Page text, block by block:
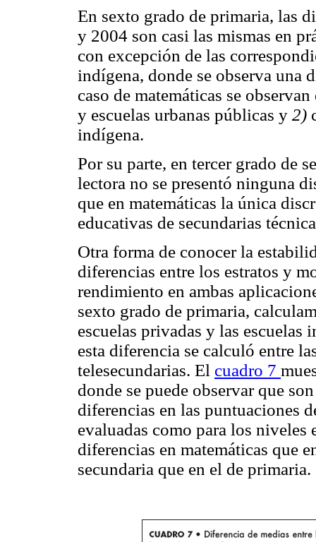
En sexto grado de primaria, las
y 2004 son casi las mismas en
con excepción de las
indígena, donde se observa una
caso de matemáticas se
y escuelas urbanas públicas y 2)
indígena.
Por su parte, en tercer grado de
lectora no se presentó ninguna
que en matemáticas la única
educativas de secundarias
Otra forma de conocer la
diferencias entre los estratos y
rendimiento en ambas
sexto grado de primaria,
escuelas privadas y las escuelas
esta diferencia se calculó entre
telesecundarias. El cuadro 7
donde se puede observar que
diferencias en las puntuaciones
evaluadas como para los niveles
diferencias en matemáticas que
secundaria que en el de primaria.